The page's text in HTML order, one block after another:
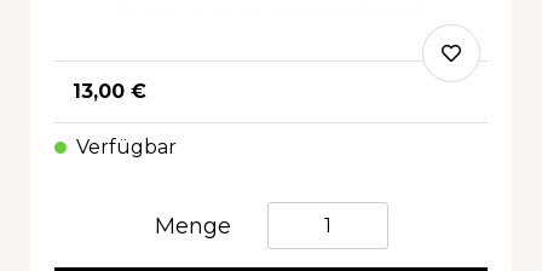
13,00 €
Verfügbar
Menge Quantità